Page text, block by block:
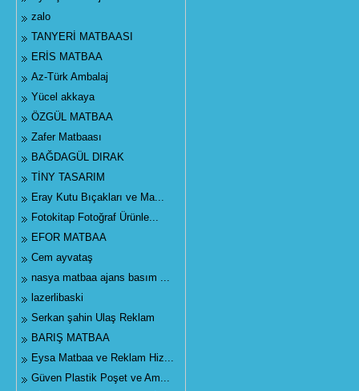
zalo
TANYERİ MATBAASI
ERİS MATBAA
Az-Türk Ambalaj
Yücel akkaya
ÖZGÜL MATBAA
Zafer Matbaası
BAĞDAGÜL DIRAK
TİNY TASARIM
Eray Kutu Bıçakları ve Ma...
Fotokitap Fotoğraf Ürünle...
EFOR MATBAA
Cem ayvataş
nasya matbaa ajans basım ...
lazerlibaski
Serkan şahin Ulaş Reklam
BARIŞ MATBAA
Eysa Matbaa ve Reklam Hiz...
Güven Plastik Poşet ve Am...